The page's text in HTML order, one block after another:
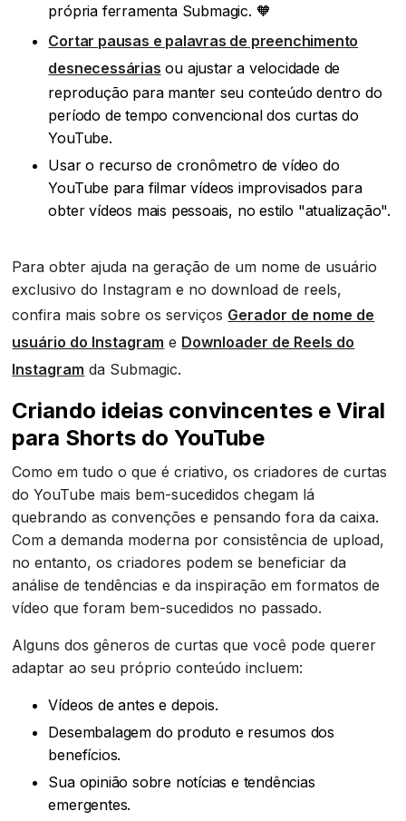
própria ferramenta Submagic. 🧡
Cortar pausas e palavras de preenchimento
desnecessárias ou ajustar a velocidade de
reprodução para manter seu conteúdo dentro do
período de tempo convencional dos curtas do
YouTube.
Usar o recurso de cronômetro de vídeo do
YouTube para filmar vídeos improvisados para
obter vídeos mais pessoais, no estilo "atualização".
Para obter ajuda na geração de um nome de usuário
exclusivo do Instagram e no download de reels,
confira mais sobre os serviços Gerador de nome de
usuário do Instagram e Downloader de Reels do
Instagram da Submagic.
Criando ideias convincentes e Viral
para Shorts do YouTube
Como em tudo o que é criativo, os criadores de curtas
do YouTube mais bem-sucedidos chegam lá
quebrando as convenções e pensando fora da caixa.
Com a demanda moderna por consistência de upload,
no entanto, os criadores podem se beneficiar da
análise de tendências e da inspiração em formatos de
vídeo que foram bem-sucedidos no passado.
Alguns dos gêneros de curtas que você pode querer
adaptar ao seu próprio conteúdo incluem:
Vídeos de antes e depois.
Desembalagem do produto e resumos dos
benefícios.
Sua opinião sobre notícias e tendências
emergentes.